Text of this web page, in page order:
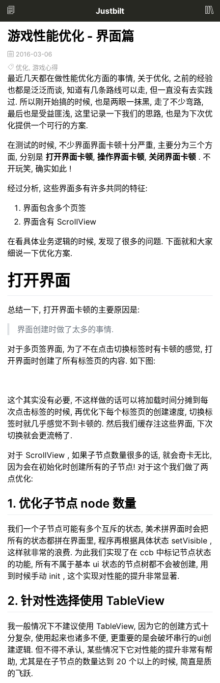
Justbilt
游戏性能优化 - 界面篇
2016-03-06
优化 游戏心得
最近几天都在做性能优化方面的事情, 关于优化, 之前的经验
也都是泛泛而谈, 知道有几条路线可以走, 但一直没有去实践
过. 所以刚开始搞的时候, 也是两眼一抹黑, 走了不少弯路,
最后也是受益匪浅, 这里记录一下我们的思路, 也是为下次优
化提供一个可行的方案.
在测试的时候, 不少界面界面卡顿十分严重, 主要分为三个方
面, 分别是 打开界面卡顿, 操作界面卡顿, 关闭界面卡顿 . 不
开玩笑, 确实如此 !
经过分析, 这些界面多有许多共同的特征:
界面包含多个页签
界面含有 ScrollView
在看具体业务逻辑的时候, 发现了很多的问题. 下面就和大家
细说一下优化方案.
打开界面
总结一下, 打开界面卡顿的主要原因是:
界面创建时做了太多的事情.
对于多页签界面, 为了不在点击切换标签时有卡顿的感觉, 打
开界面时创建了所有标签页的内容. 如下图:
这个其实没有必要, 不这样做的话可以将加载时间分摊到每
次点击标签的时候, 再优化下每个标签页的创建速度, 切换标
签时就几乎感觉不到卡顿的. 然后我们缓存注这些界面, 下次
切换就会更流畅了.
对于 ScrollView , 如果子节点数量很多的话, 就会奇卡无比,
因为会在初始化时创建所有的子节点! 对于这个我们做了两
点优化:
1. 优化子节点 node 数量
我们一个子节点可能有多个互斥的状态, 美术拼界面时会把
所有的状态都拼在界面里, 程序再根据具体状态 setVisible ,
这样就非常的浪费. 为此我们实现了在 ccb 中标记节点状态
的功能, 所有不属于基本 ui 状态的节点树都不会被创建, 用
到时候手动 init , 这个实现对性能的提升非常显著.
2. 针对性选择使用 TableView
我一般情况下不建议使用 TableView, 因为它的创建方式十
分复杂, 使用起来也诸多不便, 更重要的是会破坏串行的ui创
建逻辑. 但不得不承认, 某些情况下它对性能的提升非常有帮
助, 尤其是在子节点的数量达到 20 个以上的时候, 简直是质
的飞跃.